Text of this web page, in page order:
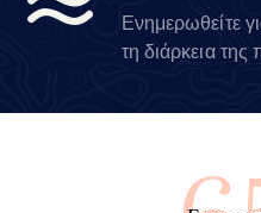
Ενημερωθείτε
τη διάρκεια